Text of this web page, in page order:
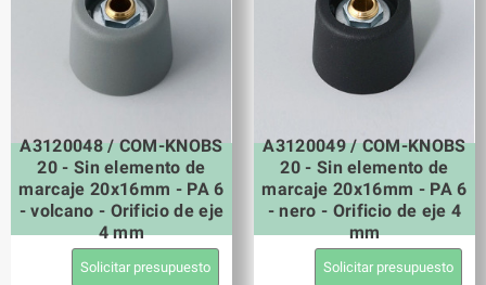
A3120048 / COM-KNOBS
20 - Sin elemento de
marcaje 20x16mm - PA 6
- volcano - Orificio de eje
4 mm
Solicitar presupuesto
A3120049 / COM-KNOBS
20 - Sin elemento de
marcaje 20x16mm - PA 6
- nero - Orificio de eje 4
mm
Solicitar presupuesto